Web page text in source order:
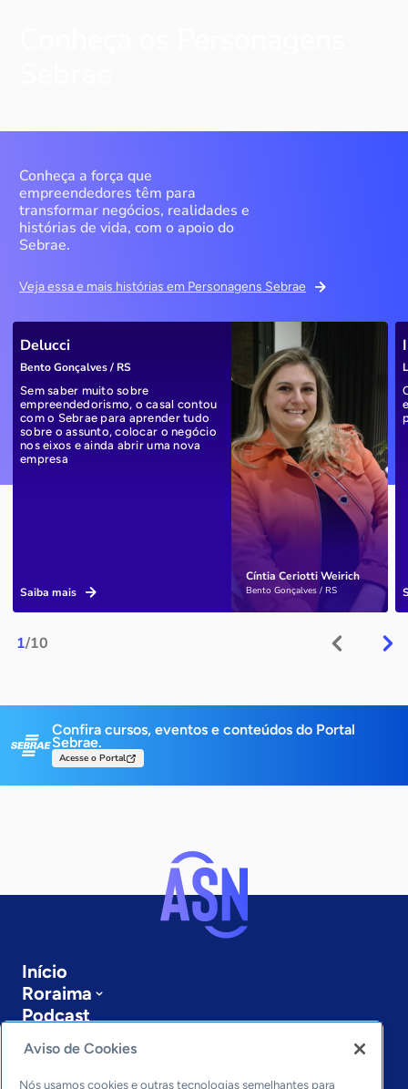
Conheça a força que
empreendedores têm para
transformar negócios, realidades e
histórias de vida, com o apoio do
Sebrae.
Veja essa e mais histórias em Personagens Sebrae
1/10
Cíntia Ceriotti Weirich
Bento Gonçalves / RS
Delucci
Bento Gonçalves / RS
Sem saber muito sobre
empreendedorismo, o casal contou
com o Sebrae para aprender tudo
sobre o assunto, colocar o negócio
nos eixos e ainda abrir uma nova
empresa
Saiba mais
Confira cursos, eventos e conteúdos do Portal
Sebrae.
Acesse o Portal
Início
Roraima
Podcast
Sobre a ASN
Últimas notícias
Entre em contato
Aviso de Cookies
Nós usamos cookies e outras tecnologias semelhantes para